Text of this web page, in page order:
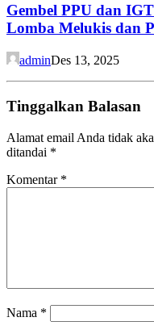
Gembel PPU dan
Lomba Melukis dan
adminDes 13, 2025
Tinggalkan Balasan
Alamat email Anda tidak
ditandai *
Komentar *
Nama *